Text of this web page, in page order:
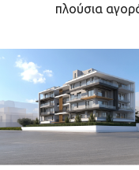
πλούσια